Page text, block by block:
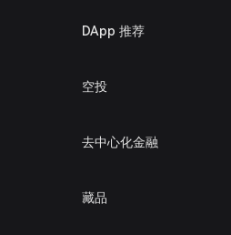
Español (Argentina)DApp 推荐
空投
去中心化金融
藏品